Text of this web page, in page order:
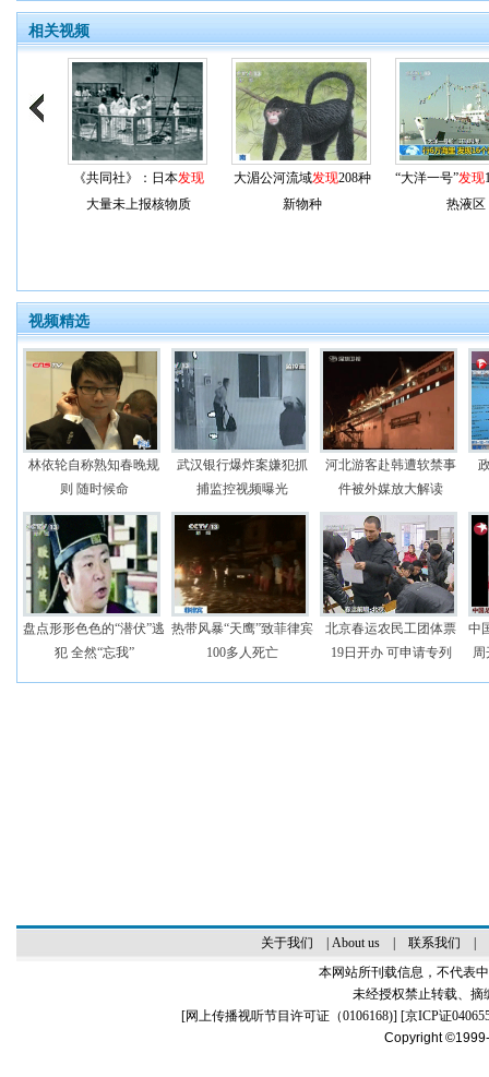
相关视频
《共同社》：日本发现
大量未上报核物质
大湄公河流域发现208种
新物种
“大洋一号”发现
热液区
视频精选
林依轮自称熟知春晚规
则 随时候命
武汉银行爆炸案嫌犯抓
捕监控视频曝光
河北游客赴韩遭软禁事
件被外媒放大解读
盘点形形色色的“潜伏”逃
犯 全然“忘我”
热带风暴“天鹰”致菲律宾
100多人死亡
北京春运农民工团体票
19日开办 可申请专列
中
周
关于我们 About us| 联系我们
本网站所刊载信息，不代表
未经授权禁止转载、摘
[网上传播视听节目许可证（0106168)] [京ICP证
Copyright